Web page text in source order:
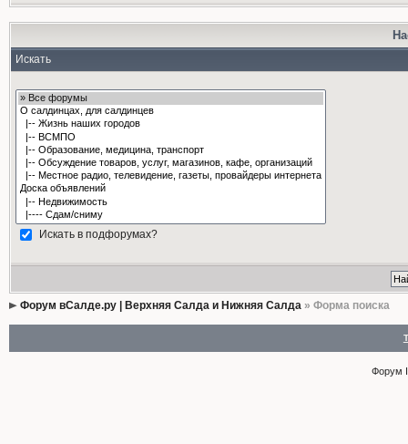
Искать
Искать в подфорумах?
Форум вСалде.ру | Верхняя Салда и Нижняя Салда» Форма поиска
Форум